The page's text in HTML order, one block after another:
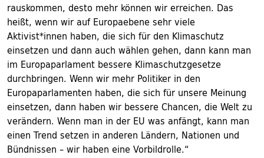
rauskommen, desto mehr können wir erreichen. Das
heißt, wenn wir auf Europaebene sehr viele
Aktivist*innen haben, die sich für den Klimaschutz
einsetzen und dann auch wählen gehen, dann kann man
im Europaparlament bessere ­Klimaschutzgesetze
durchbringen. Wenn wir mehr ­Politiker in den
Europaparlamenten haben, die sich für unsere Meinung
einsetzen, dann haben wir bessere Chancen, die Welt zu
verändern. Wenn man in der EU was anfängt, kann man
einen Trend setzen in anderen Ländern, Nationen und
Bündnissen – wir haben eine Vorbildrolle.“